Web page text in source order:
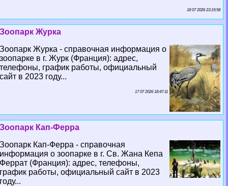
18 07 2026 23:19:58
Зоопарк Журка
Зоопарк Журка - справочная информация о
зоопарке в г. Журк (Франция): адрес,
телефоны, график работы, официальный
сайт в 2023 году...
17 07 2026 18:47:11
Зоопарк Кап-Ферра
Зоопарк Кап-Ферра - справочная
информация о зоопарке в г. Св. Жана Кепа
Феррат (Франция): адрес, телефоны,
график работы, официальный сайт в 2023
году...